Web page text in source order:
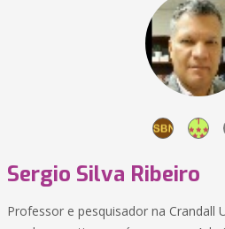
Sergio Silva Ribeiro
Professor e pesquisador na Crandall